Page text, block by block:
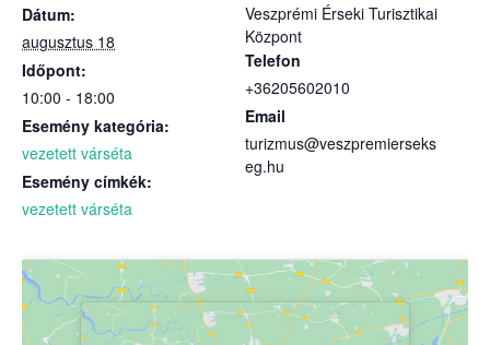
Dátum:
augusztus 18
Időpont:
10:00 - 18:00
Esemény kategória:
vezetett várséta
Esemény címkék:
vezetett várséta
Veszprémi Érseki Turisztikai
Központ
Telefon
+36205602010
Email
turizmus@veszpremierseks
eg.hu